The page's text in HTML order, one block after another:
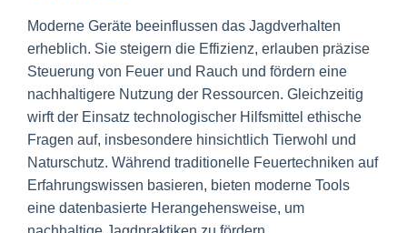
Moderne Geräte beeinflussen das Jagdverhalten
erheblich. Sie steigern die Effizienz, erlauben präzise
Steuerung von Feuer und Rauch und fördern eine
nachhaltigere Nutzung der Ressourcen. Gleichzeitig
wirft der Einsatz technologischer Hilfsmittel ethische
Fragen auf, insbesondere hinsichtlich Tierwohl und
Naturschutz. Während traditionelle Feuertechniken auf
Erfahrungswissen basieren, bieten moderne Tools
eine datenbasierte Herangehensweise, um